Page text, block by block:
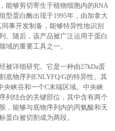
能够剪切寄生于植物细胞内的RNA
型蛋白酶出现于1995年，由加拿大
事开发制备，能够特异性地识别
。随后，该产品被广泛运用于蛋白
域的重要工具之一。
详细研究。它是一种由27kDa蛋
底物序列ENLYFQ/G的特异性。其
央峡谷和一个C末端区域。中央峡
列结合的关键部位，其中含有两个
，能够与底物序列内的丙氨酸和天
蛋白被切割成为两段。